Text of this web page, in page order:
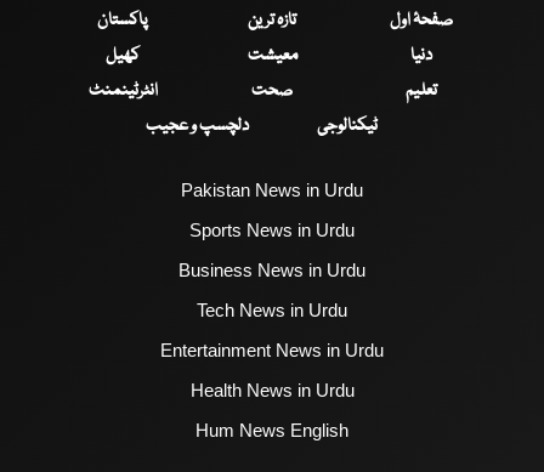
صفحۂ اول تازہ ترین
پاکستان
دنیا
معیشت
کھیل
تعلیم
صحت
انٹرٹینمنٹ
ٹیکنالوجی
دلچسپ و عجیب
Pakistan News in Urdu
Sports News in Urdu
Business News in Urdu
Tech News in Urdu
Entertainment News in Urdu
Health News in Urdu
Hum News English